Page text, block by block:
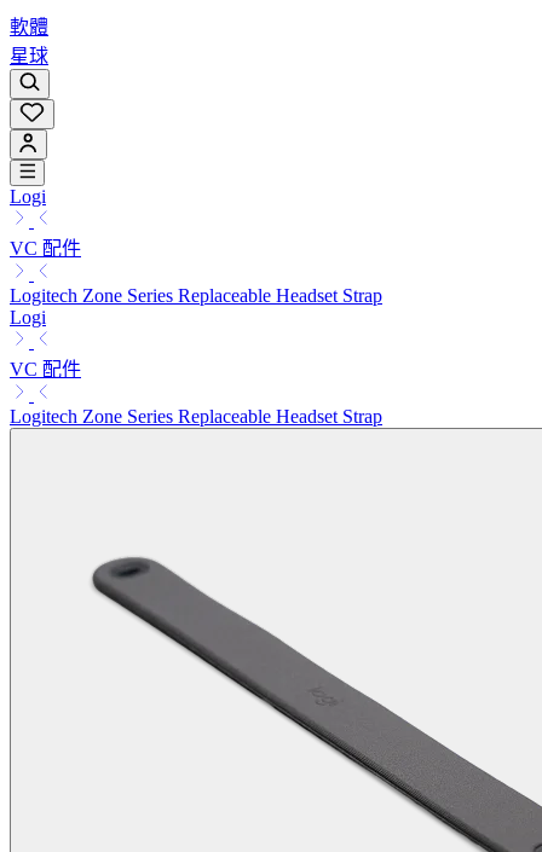
軟體
星球
Logi
VC 配件
Logitech Zone Series Replaceable Headset Strap
Logi
VC 配件
Logitech Zone Series Replaceable Headset Strap